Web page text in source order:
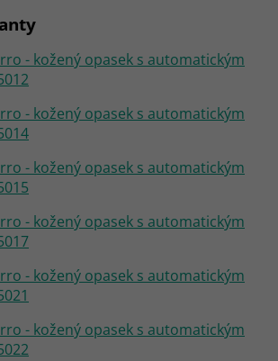
- kožený opasek s automatickým
- kožený opasek s automatickým
- kožený opasek s automatickým
- kožený opasek s automatickým
- kožený opasek s automatickým
- kožený opasek s automatickým